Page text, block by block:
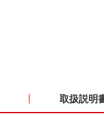
取扱説明